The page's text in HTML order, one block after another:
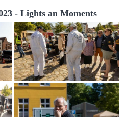
- Lights an Moments